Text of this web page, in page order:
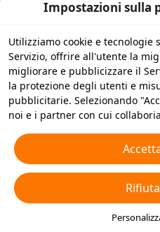
Impostazioni sulla
Utilizziamo cookie e
Servizio, offrire all'utente la
migliorare e pubblicizzare il
la protezione degli utenti e
pubblicitarie. Selezionando
noi e i partner con cui
pubblicitari. L'utente può
cookie non essenziali, oppure
accettare o disattivare
sotto o in qualsiasi momento
Per ulteriori informazioni,
Cookie e sulle Tecnologie Simili.